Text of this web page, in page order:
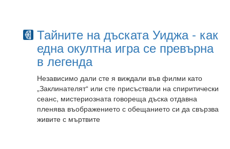
Тайните на дъската Уиджа - как
една окултна игра се превърна
в легенда
Независимо дали сте я виждали във филми като
„Заклинателят“ или сте присъствали на спиритически
сеанс, мистериозната говореща дъска отдавна
пленява въображението с обещанието си да свързва
живите с мъртвите